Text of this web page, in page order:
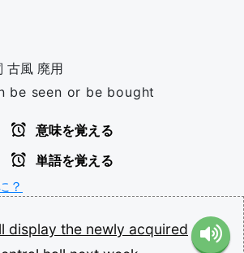
古風 廃用
be seen or be bought
意味を覚える
単語を覚える
？
display the newly acquired